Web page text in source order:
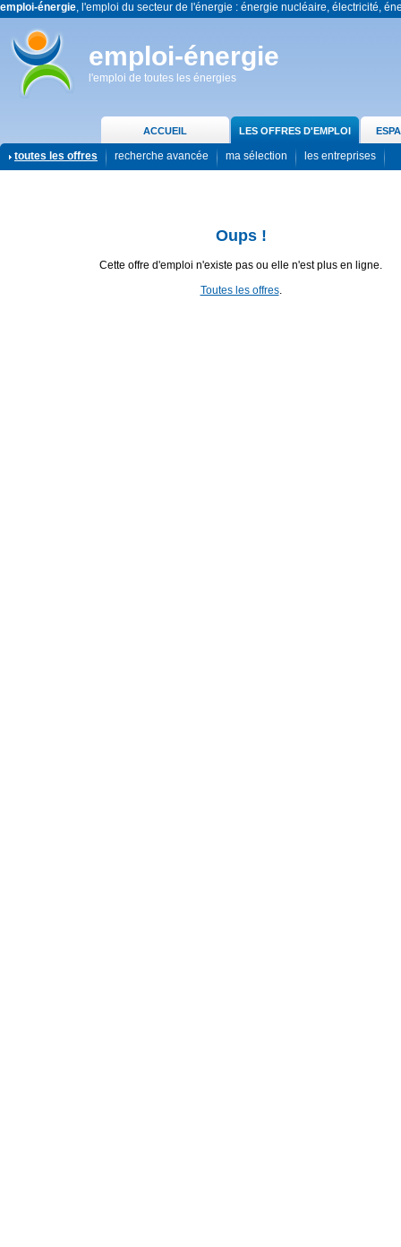
emploi-énergie, l'emploi du secteur de l'énergie : énergie nucléaire, électricité,
emploi-énergie
l'emploi de toutes les énergies
ACCUEIL LES OFFRES D'EMPLOI
toutes les offres recherche avancée ma sélection les entreprises
Oups !
Cette offre d'emploi n'existe pas ou elle n'est plus en ligne.
Toutes les offres.